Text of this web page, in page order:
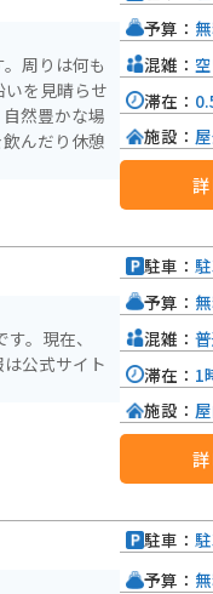
周りは何も
を見晴らせ
然豊かな場
んだり休憩
予算：
混雑：
滞在：
施設：
。現在、
公式サイト
駐車：
予算：
混雑：
滞在： 1
施設：
駐車：
予算：